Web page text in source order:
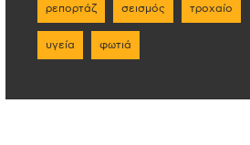
ρεπορτάζ σεισμός τροχαίο
υγεία φωτιά